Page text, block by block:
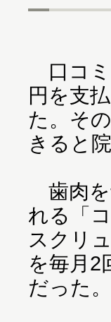
口コミ
円を支
た。そ
きると
歯肉を
れる「
スクリ
を毎月2
だった。